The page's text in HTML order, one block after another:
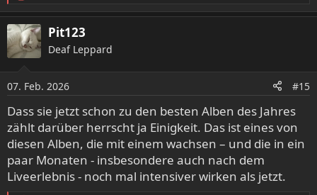
e
a
k
t
n
e
n
:
Pit123
Deaf Leppard
07. Feb. 2026 #15
Dass sie jetzt schon zu den besten Alben des Jahres
zählt darüber herrscht ja Einigkeit. Das ist eines von
diesen Alben, die mit einem wachsen – und die in ein
paar Monaten - insbesondere auch nach dem
Liveerlebnis - noch mal intensiver wirken als jetzt.